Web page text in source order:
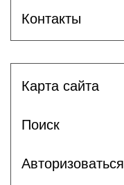
Контакты
Карта сайта
Поиск
Авторизоваться